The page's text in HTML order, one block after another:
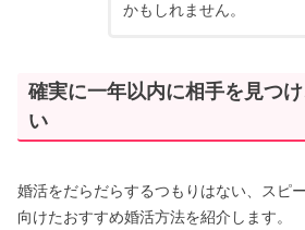
かもしれません。
確実に一年以内に相手を見つ
い
婚活をだらだらするつもりはない、スピ
向けたおすすめ婚活方法を紹介します。